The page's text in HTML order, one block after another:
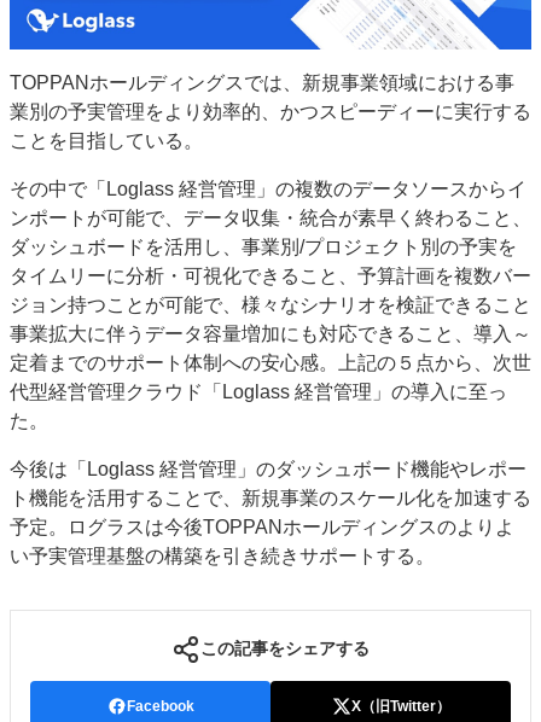
TOPPANホールディングスでは、新規事業領域における事
業別の予実管理をより効率的、かつスピーディーに実行する
ことを目指している。
その中で「Loglass 経営管理」の複数のデータソースからイ
ンポートが可能で、データ収集・統合が素早く終わること、
ダッシュボードを活用し、事業別/プロジェクト別の予実を
タイムリーに分析・可視化できること、予算計画を複数バー
ジョン持つことが可能で、様々なシナリオを検証できること
事業拡大に伴うデータ容量増加にも対応できること、導入～
定着までのサポート体制への安心感。上記の５点から、次世
代型経営管理クラウド「Loglass 経営管理」の導入に至っ
た。
今後は「Loglass 経営管理」のダッシュボード機能やレポー
ト機能を活用することで、新規事業のスケール化を加速する
予定。ログラスは今後TOPPANホールディングスのよりよ
い予実管理基盤の構築を引き続きサポートする。
この記事をシェアする
Facebook X（旧Twitter）